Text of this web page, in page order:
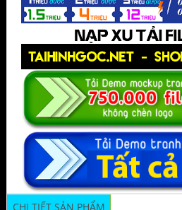
CHI TIẾT SẢN PHẨM